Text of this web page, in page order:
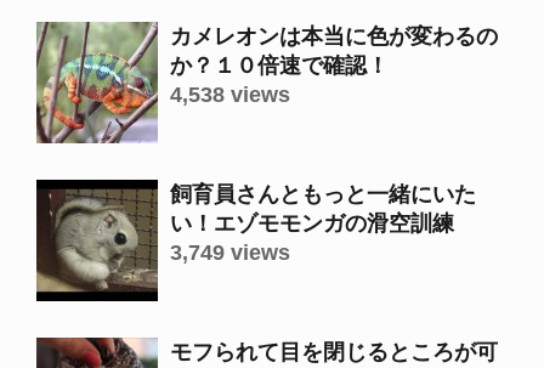
カメレオンは本当に色が変わるの
か？１０倍速で確認！
4,538 views
飼育員さんともっと一緒にいた
い！エゾモモンガの滑空訓練
3,749 views
モフられて目を閉じるところが可